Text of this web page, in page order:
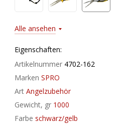
Alle ansehen
Eigenschaften:
Artikelnummer 4702-162
Marken SPRO
Art Angelzubehör
Gewicht, gr 1000
Farbe schwarz/gelb